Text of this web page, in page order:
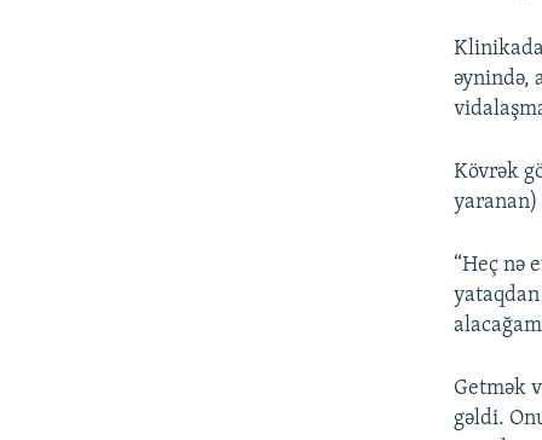
əynində,
Kövrək
yaranan)
“Heç nə
Getmək
gəldi.